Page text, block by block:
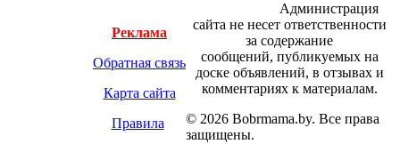
Реклама
Обратная связь
Карта сайта
Правила
Администрация
сайта не несет ответственности
за содержание
сообщений, публикуемых на
доске объявлений, в отзывах и
комментариях к материалам.
© 2026 Bobrmama.by. Все права
защищены.